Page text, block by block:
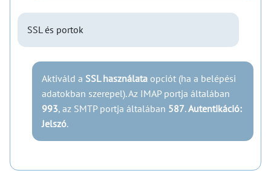
SSL és portok
Aktiváld a SSL használata opciót (ha a belépési
adatokban szerepel). Az IMAP portja általában
993, az SMTP portja általában 587.Autentikáció:
Jelszó.